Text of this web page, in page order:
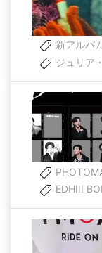
新アルバ
ジュリア
EDHIII BOI